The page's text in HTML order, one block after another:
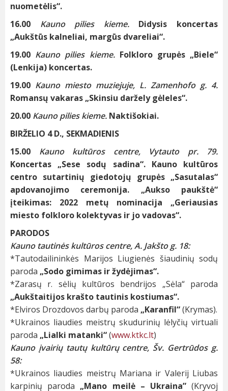
nuometėlis“.
16.00 Kauno pilies kieme. Didysis koncertas
„Aukštūs kalneliai, margūs dvareliai“.
19.00 Kauno pilies kieme. Folkloro grupės „Biele“
(Lenkija) koncertas.
19.00 Kauno miesto muziejuje, L. Zamenhofo g. 4.
Romansų vakaras „Skinsiu daržely gėleles“.
20.00 Kauno pilies kieme. Naktišokiai.
BIRŽELIO 4 D., SEKMADIENIS
15.00 Kauno kultūros centre, Vytauto pr. 79.
Koncertas „Sese sodų sadina“. Kauno kultūros
centro sutartinių giedotojų grupės „Sasutalas“
apdovanojimo ceremonija. „Aukso paukštė“
įteikimas: 2022 metų nominacija „Geriausias
miesto folkloro kolektyvas ir jo vadovas“.
PARODOS
Kauno tautinės kultūros centre, A. Jakšto g. 18:
*Tautodailininkės Marijos Liugienės šiaudinių sodų
paroda „Sodo gimimas ir žydėjimas“.
*Zarasų r. sėlių kultūros bendrijos „Sėla“ paroda
„Aukštaitijos krašto tautinis kostiumas“.
*Elviros Drozdovos darbų paroda „Karanfil“(Krymas).
*Ukrainos liaudies meistrų skudurinių lėlyčių virtuali
paroda „Lialki matanki“(www.ktkc.lt)
Kauno įvairių tautų kultūrų centre, Šv. Gertrūdos g.
58:
*Ukrainos liaudies meistrų Mariana ir Valerij Liubas
karpinių paroda„Mano meilė – Ukraina”(Kryvoj